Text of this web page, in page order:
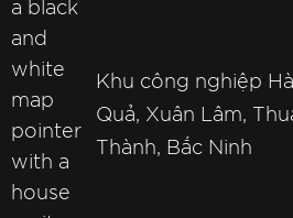
Khu công nghiệp
Quả, Xuân Lâm,
Thành, Bắc Ninh